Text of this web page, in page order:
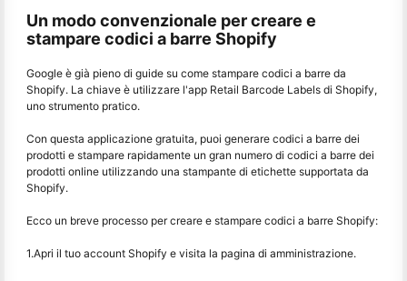
Un modo convenzionale per creare e
stampare codici a barre Shopify
Google è già pieno di guide su come stampare codici a barre da
Shopify. La chiave è utilizzare l'app Retail Barcode Labels di Shopify,
uno strumento pratico.
Con questa applicazione gratuita, puoi generare codici a barre dei
prodotti e stampare rapidamente un gran numero di codici a barre dei
prodotti online utilizzando una stampante di etichette supportata da
Shopify.
Ecco un breve processo per creare e stampare codici a barre Shopify:
1.Apri il tuo account Shopify e visita la pagina di amministrazione.